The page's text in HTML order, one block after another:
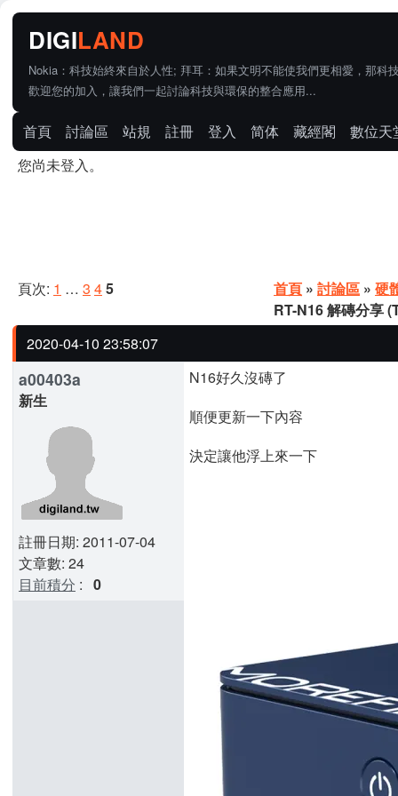
Nokia：科技始終來自於人性; 拜耳：如果文明不能使我們更相愛，那科
歡迎您的加入，讓我們一起討論科技與環保的整合應用...
首頁 討論區 站規 註冊 登入 简体 藏經閣
數位天
您尚未登入。
頁次: 1 … 3 45 首頁 » 討論區 » 硬
RT-N16 解磚分享
2020-04-10 23:58:07
a00403a
新生
註冊日期: 2011-07-04
文章數: 24
目前積分 : 0
N16好久沒磚了
順便更新一下內容
決定讓他浮上來一下